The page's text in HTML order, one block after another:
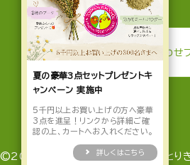
mail お問い合わせ
©2022-2026 とりきち横丁 by とりき
夏の豪華3点セットプレゼントキ
ャンペーン 実施中
5千円以上お買い上げの方へ豪華
3点を進呈！リンクから詳細ご確
認の上、カートへお入れください。
詳しくはこちら